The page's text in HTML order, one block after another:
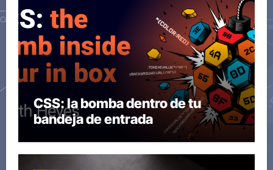
CSS: la bomba dentro de tu
bandeja de entrada